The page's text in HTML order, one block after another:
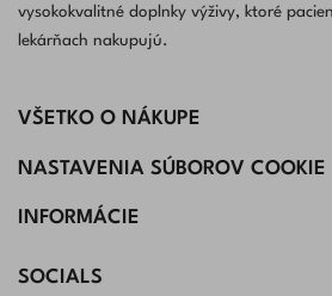
vysokokvalitné doplnky výživy, ktoré
lekárňach nakupujú.
VŠETKO O NÁKUPE
NASTAVENIA SÚBOROV COOKIE
INFORMÁCIE
SOCIALS